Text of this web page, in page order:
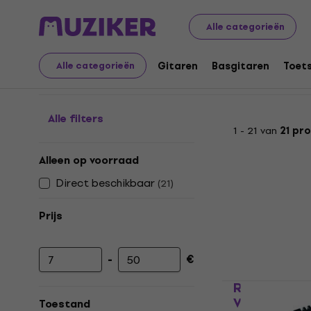
Alle categorieën
Alle categorieën Gitaren Basgitaren
Muziekinstrumenten Toetsen Keyboard accessories
Voedingen voor
Alle filters
Alleen op voorraad
Direct beschikbaar (21)
Prijs
Minimumprijs
- Maximumprijs
€
Toestand
1 - 21 van 21
Roland